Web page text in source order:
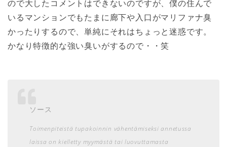
ので大したコメントはできないのですが、僕の住んで
いるマンションでもたまに廊下や入口がマリファナ臭
かったりするので、単純にそれはちょっと迷惑です。
かなり特徴的な強い臭いがするので・・笑
ソース
Toimenpiteistä tupakoinnin vähentämiseksi annetussa
laissa on kielletty myymästä tai luovuttamasta